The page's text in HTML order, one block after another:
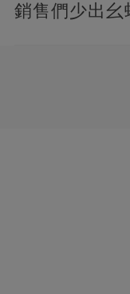
銷售們少出幺